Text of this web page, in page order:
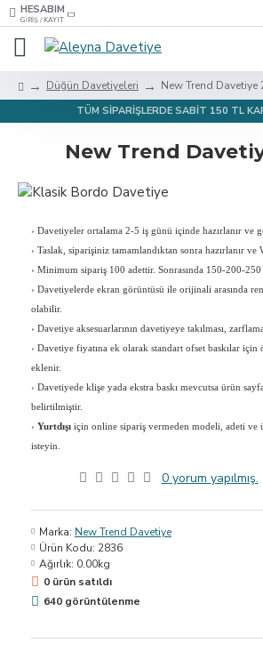
HESABIM
GIRIŞ / KAYIT
Düğün Davetiyeleri New Trend Davetiye
TÜM SİPARİŞLERDE SABİT 150 TL
New Trend
› Davetiyeler ortalama 2-5 iş günü içinde hazırlanır ve
› Taslak, siparişiniz tamamlandıktan sonra hazırlanır ve
› Minimum sipariş 100 adettir. Sonrasında 150-200-
› Davetiyelerde ekran görüntüsü ile orijinali arasında
olabilir.
› Davetiye aksesuarlarının davetiyeye takılması,
› Davetiye fiyatına ek olarak standart ofset baskılar için
eklenir.
› Davetiyede klişe yada ekstra baskı mevcutsa ürün
belirtilmiştir.
› Yurtdışı için online sipariş vermeden modeli, adeti
isteyin.
0 yorum yapılmış.
Marka: New Trend Davetiye
Ürün Kodu: 2836
Ağırlık: 0.00kg
0 ürün satıldı
640 görüntülenme